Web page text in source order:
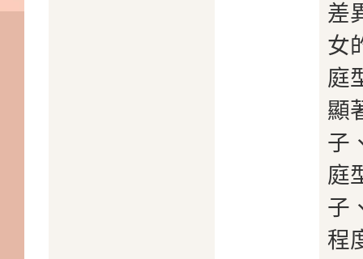
差
女
庭
顯
子
庭
子
程